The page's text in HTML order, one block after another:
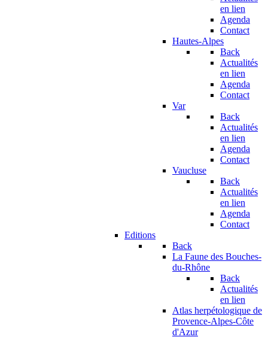
en lien
Agenda
Contact
Hautes-Alpes
Back
Actualités
en lien
Agenda
Contact
Var
Back
Actualités
en lien
Agenda
Contact
Vaucluse
Back
Actualités
en lien
Agenda
Contact
Editions
Back
La Faune des Bouches-
du-Rhône
Back
Actualités
en lien
Atlas herpétologique de
Provence-Alpes-Côte
d'Azur